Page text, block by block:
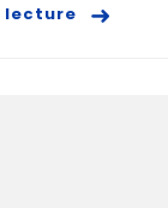
lecture